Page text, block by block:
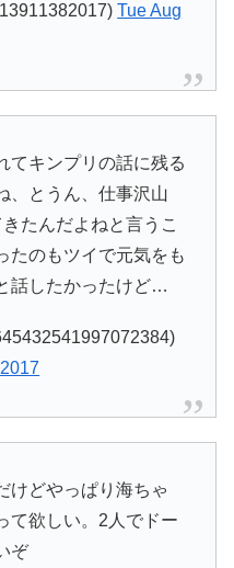
Tue Aug
てキンプリの話に残る
、とうん、仕事沢山
たんだよねと言うこ
たのもツイで元気をも
話したかったけど…
けどやっぱり海ちゃ
て欲しい。2人でドー
ぞ